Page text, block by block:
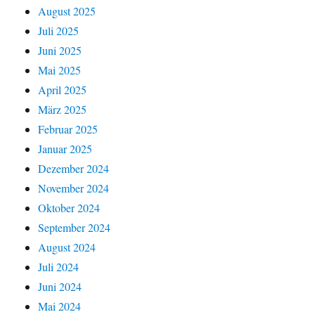
August 2025
Juli 2025
Juni 2025
Mai 2025
April 2025
März 2025
Februar 2025
Januar 2025
Dezember 2024
November 2024
Oktober 2024
September 2024
August 2024
Juli 2024
Juni 2024
Mai 2024